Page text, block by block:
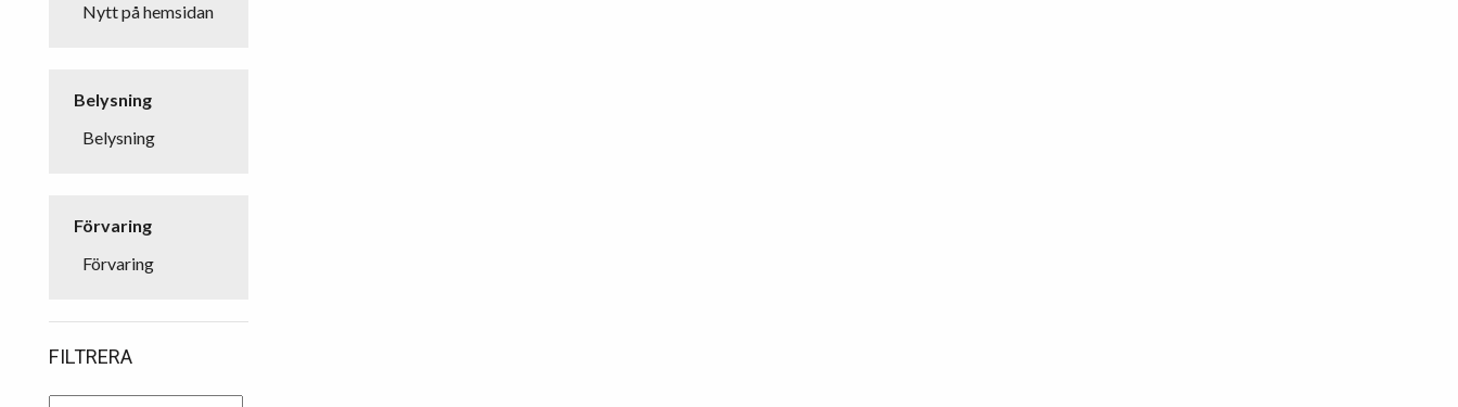
Nytt på hemsidan
Belysning
Belysning
Förvaring
Förvaring
FILTRERA